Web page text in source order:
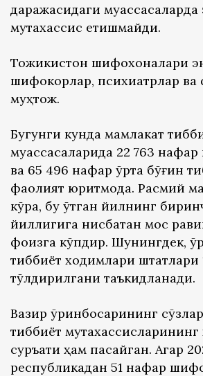
даражасидаги муассасаларда
мутахассис етишмайди.
Тожикистон шифохоналари
шифокорлар, психиатрлар ва
муҳтож.
Бугунги кунда мамлакат
муассасаларида 22 763
ва 65 496 нафар ўрта бўғин
фаолият юритмоқда. Расмий
кўра, бу ўтган йилнинг
йиллигига нисбатан мос
фоизга кўпдир. Шунингдек,
тиббиёт ходимлари штатлари
тўлдирилгани таъкидланади.
Вазир ўринбосарининг
тиббиёт
суръати ҳам пасайган. Агар
республикадан 51 нафар